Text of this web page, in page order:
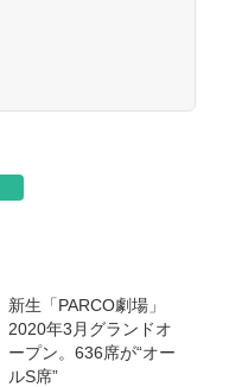
新生「PARCO劇場」
2020年3月グランドオ
ープン。636席が“オー
ルS席”